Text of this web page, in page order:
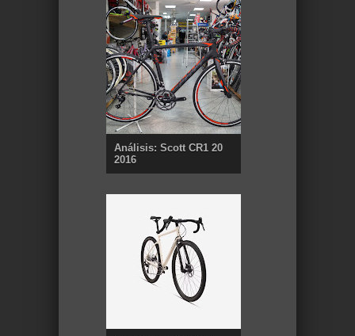
Análisis: Scott CR1 20
2016